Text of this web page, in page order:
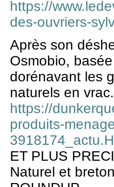
https://
des-ouvriers-
Après son
Osmobio,
dorénavant les
naturels en
https://
produits-
ET PLUS
Naturel et